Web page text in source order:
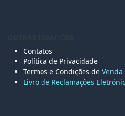
Contatos
Política de Privacidade
Termos e Condições de Venda
Livro de Reclamações Eletr